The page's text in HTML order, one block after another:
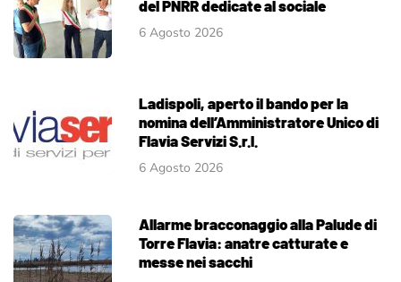
del PNRR dedicate al sociale
6 Agosto 2026
Ladispoli, aperto il bando per la
nomina dell’Amministratore Unico di
Flavia Servizi S.r.l.
6 Agosto 2026
Allarme bracconaggio alla Palude di
Torre Flavia: anatre catturate e
messe nei sacchi